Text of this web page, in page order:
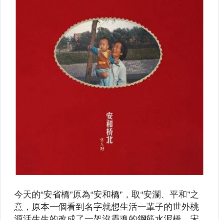
● DVD限時特價售完為止
●藍光特價商品
《4K UHD》預購
【黑膠唱片】西洋
【黑膠唱片】華語
【黑膠唱片】爵士